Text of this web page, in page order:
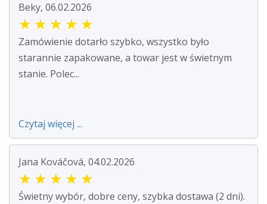
Beky, 06.02.2026
★ ★ ★ ★ ★
Zamówienie dotarło szybko, wszystko było
starannie zapakowane, a towar jest w świetnym
stanie. Polec...
Czytaj więcej ...
Jana Kováčová, 04.02.2026
★ ★ ★ ★ ★
Świetny wybór, dobre ceny, szybka dostawa (2 dni).